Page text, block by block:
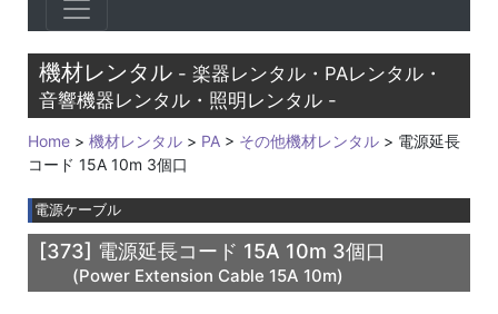
機材レンタル - 楽器レンタル・PAレンタル・
音響機器レンタル・照明レンタル -
Home > 機材レンタル > PA > その他機材レンタル > 電源延長
コード 15A 10m 3個口
電源ケーブル
[373] 電源延長コード 15A 10m 3個口
(Power Extension Cable 15A 10m)